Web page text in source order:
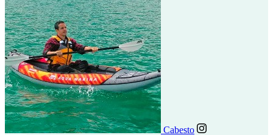
Cabesto